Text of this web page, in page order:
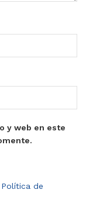
y web en este
Política de